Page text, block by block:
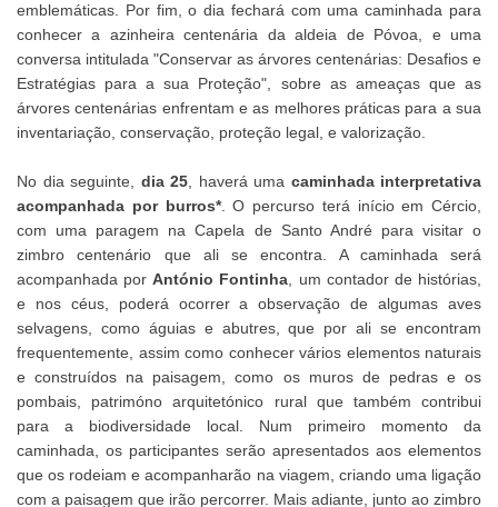
emblemáticas. Por fim, o dia fechará com uma caminhada para
conhecer a azinheira centenária da aldeia de Póvoa, e uma
conversa intitulada "Conservar as árvores centenárias: Desafios e
Estratégias para a sua Proteção", sobre as ameaças que as
árvores centenárias enfrentam e as melhores práticas para a sua
inventariação, conservação, proteção legal, e valorização.
No dia seguinte, dia 25 , haverá uma caminhada interpretativa
acompanhada por burros*. O percurso terá início em Cércio,
com uma paragem na Capela de Santo André para visitar o
zimbro centenário que ali se encontra. A caminhada será
acompanhada porAntónio Fontinha , um contador de histórias,
e nos céus, poderá ocorrer a observação de algumas aves
selvagens, como águias e abutres, que por ali se encontram
frequentemente, assim como conhecer vários elementos naturais
e construídos na paisagem, como os muros de pedras e os
pombais, patrimóno arquitetónico rural que também contribui
para a biodiversidade local. Num primeiro momento da
caminhada, os participantes serão apresentados aos elementos
que os rodeiam e acompanharão na viagem, criando uma ligação
com a paisagem que irão percorrer. Mais adiante, junto ao zimbro